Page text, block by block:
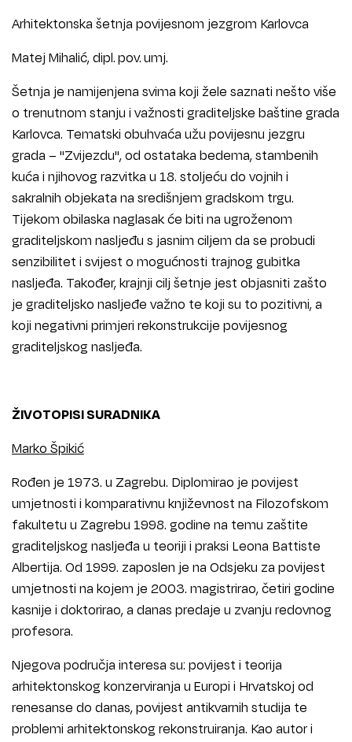
Arhitektonska šetnja povijesnom jezgrom Karlovca
Matej Mihalić, dipl. pov. umj.
Šetnja je namijenjena svima koji žele saznati nešto više
o trenutnom stanju i važnosti graditeljske baštine grada
Karlovca. Tematski obuhvaća užu povijesnu jezgru
grada – "Zvijezdu", od ostataka bedema, stambenih
kuća i njihovog razvitka u 18. stoljeću do vojnih i
sakralnih objekata na središnjem gradskom trgu.
Tijekom obilaska naglasak će biti na ugroženom
graditeljskom nasljeđu s jasnim ciljem da se probudi
senzibilitet i svijest o mogućnosti trajnog gubitka
nasljeđa. Također, krajnji cilj šetnje jest objasniti zašto
je graditeljsko nasljeđe važno te koji su to pozitivni, a
koji negativni primjeri rekonstrukcije povijesnog
graditeljskog nasljeđa.
ŽIVOTOPISI SURADNIKA
Marko Špikić
Rođen je 1973. u Zagrebu. Diplomirao je povijest
umjetnosti i komparativnu književnost na Filozofskom
fakultetu u Zagrebu 1998. godine na temu zaštite
graditeljskog nasljeđa u teoriji i praksi Leona Battiste
Albertija. Od 1999. zaposlen je na Odsjeku za povijest
umjetnosti na kojem je 2003. magistrirao, četiri godine
kasnije i doktorirao, a danas predaje u zvanju redovnog
profesora.
Njegova područja interesa su: povijest i teorija
arhitektonskog konzerviranja u Europi i Hrvatskoj od
renesanse do danas, povijest antikvarnih studija te
problemi arhitektonskog rekonstruiranja. Kao autor i